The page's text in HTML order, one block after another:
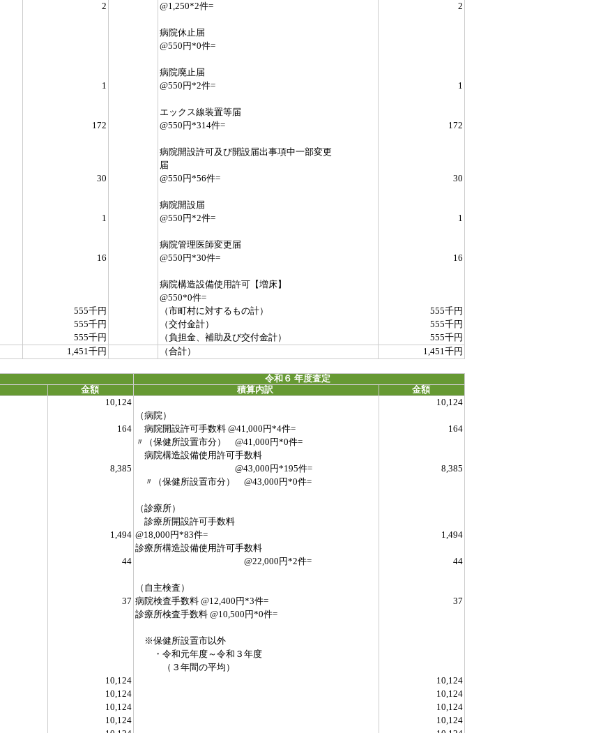
2 @1,250*2件= 2
病院休止届
@550円*0件=
病院廃止届
1 @550円*2件= 1
エックス線装置等届
172 @550円*314件= 172
病院開設許可及び開設届出事項中一部変更
届
30 @550円*56件= 30
病院開設届
1 @550円*2件= 1
病院管理医師変更届
16 @550円*30件= 16
病院構造設備使用許可【増床】
@550*0件=
555千円 （市町村に対するもの計）
555千円
555千円 （交付金計）
555千円
555千円 （負担金、補助及び交付金計）
555千円
1,451千円 （合計）
1,451千円
令和６ 年度査定
金額 積算内訳
金額
10,124
10,124
（病院）
164 病院開設許可手数料 @41,000円*4件=
164
〃（保健所設置市分） @41,000円*0件=
病院構造設備使用許可手数料
8,385 @43,000円*195件=
8,385
〃（保健所設置市分） @43,000円*0件=
（診療所）
診療所開設許可手数料
1,494 @18,000円*83件=
1,494
診療所構造設備使用許可手数料
44 @22,000円*2件= 44
（自主検査）
37 病院検査手数料 @12,400円*3件=
37
診療所検査手数料 @10,500円*0件=
※保健所設置市以外
・令和元年度～令和３年度
（３年間の平均）
10,124
10,124
10,124
10,124
10,124
10,124
10,124
10,124